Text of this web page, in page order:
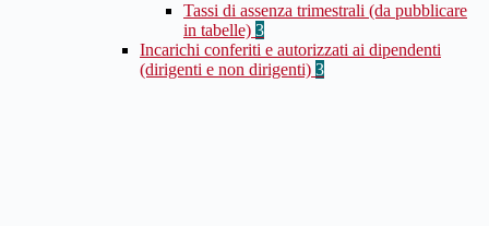
Tassi di assenza trimestrali (da pubblicare
in tabelle) 3
Incarichi conferiti e autorizzati ai dipendenti
(dirigenti e non dirigenti) 3